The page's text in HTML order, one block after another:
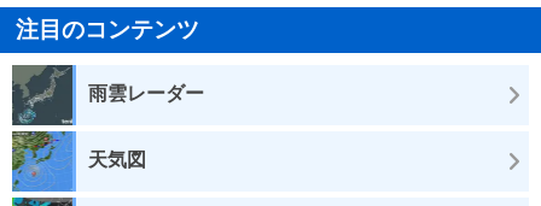
注目のコンテンツ
雨雲レーダー
天気図